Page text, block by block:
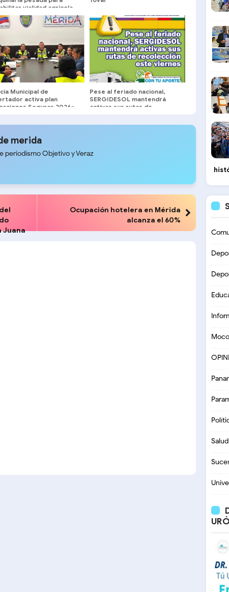
vialidad agrícola
sector Bejuquero
Municipal de
activa plan
Seguras 2026»
Pese al feriado nacional,
SERGIDESOL mantendrá
activas sus rutas de
merida
periodismo Objetivo y Veraz
Juana
Ocupación hotelera en Mérida
alcanza el 60%
Salud